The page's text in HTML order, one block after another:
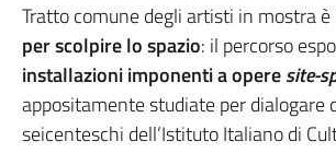
Tratto comune degli artisti in mostra è
per scolpire lo spazio: il percorso
installazioni imponenti a operesite-
appositamente studiate per dialogare
seicenteschi dell’Istituto Italiano di